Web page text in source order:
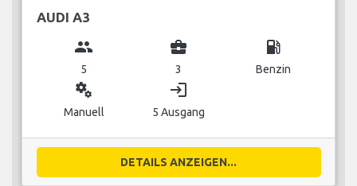
AUDI A3
group
5
business_center
3
local_gas_station
Benzin
miscellaneous_services
Manuell
login
5 Ausgang
DETAILS ANZEIGEN...